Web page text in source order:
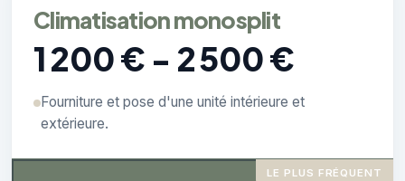
Climatisation monosplit
1 200 € - 2 500 €
Fourniture et pose d'une unité intérieure et
extérieure.
LE PLUS FRÉQUENT